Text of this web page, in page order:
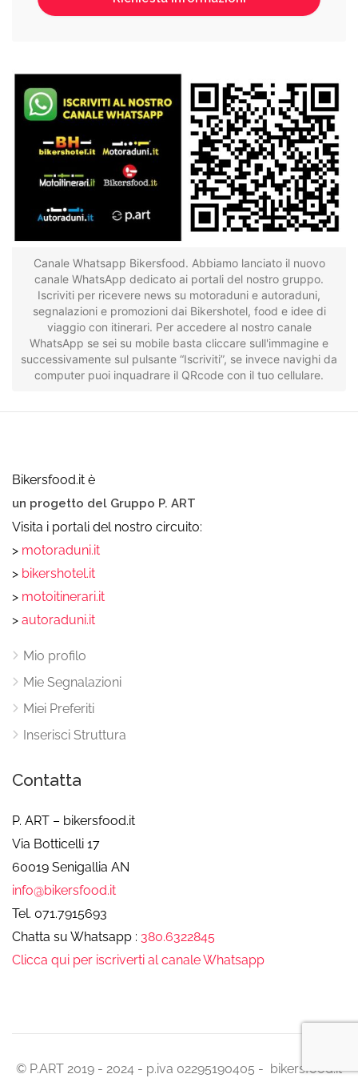
Canale Whatsapp Bikersfood. Abbiamo lanciato il nuovo
canale WhatsApp dedicato ai portali del nostro gruppo.
Iscriviti per ricevere news su motoraduni e autoraduni,
segnalazioni e promozioni dai Bikershotel, food e idee di
viaggio con itinerari. Per accedere al nostro canale
WhatsApp se sei su mobile basta cliccare sull'immagine e
successivamente sul pulsante “Iscriviti”, se invece navighi da
computer puoi inquadrare il QRcode con il tuo cellulare.
Bikersfood.it è
un progetto del Gruppo P. ART
Visita i portali del nostro circuito:
> motoraduni.it
> bikershotel.it
> motoitinerari.it
> autoraduni.it
Mio profilo
Mie Segnalazioni
Miei Preferiti
Inserisci Struttura
Contatta
P. ART – bikersfood.it
Via Botticelli 17
60019 Senigallia AN
info@bikersfood.it
Tel. 071.7915693
Chatta su Whatsapp : 380.6322845
Clicca qui per iscriverti al canale Whatsapp
© P.ART 2019 - 2024 - p.iva 02295190405 - bikersfood.it